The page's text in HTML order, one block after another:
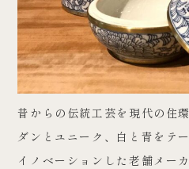
昔からの伝統工芸を現代の住
ダンとユニーク、白と青をテ
イノベーションした老舗メーカ